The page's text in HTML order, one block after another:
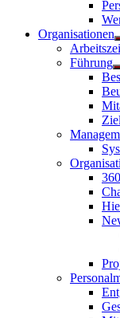
Organisationen
Führung